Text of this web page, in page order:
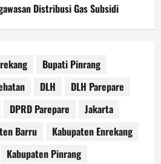
Distribusi Gas Subsidi
Bupati Pinrang
DLH
DLH Parepare
DPRD Parepare
Jakarta
Barru
Kabupaten Enrekang
Kabupaten Pinrang